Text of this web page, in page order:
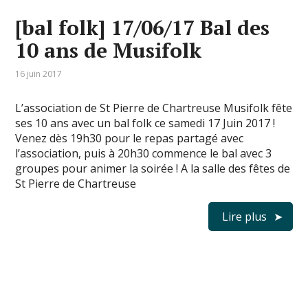
[bal folk] 17/06/17 Bal des
10 ans de Musifolk
16 juin 2017
L’association de St Pierre de Chartreuse Musifolk fête
ses 10 ans avec un bal folk ce samedi 17 Juin 2017 !
Venez dès 19h30 pour le repas partagé avec
l’association, puis à 20h30 commence le bal avec 3
groupes pour animer la soirée ! A la salle des fêtes de
St Pierre de Chartreuse
Lire plus